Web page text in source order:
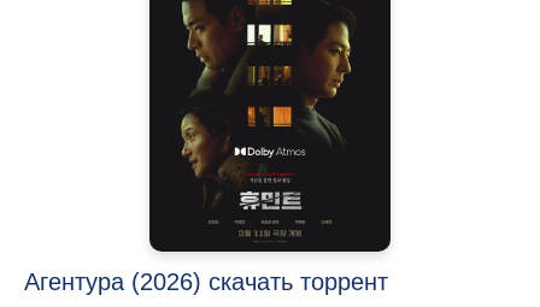
Агентура (2026) скачать торрент